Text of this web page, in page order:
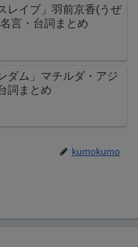
レイブ」羽前京香(うぜ
言・台詞まとめ
ダム」マチルダ・アジ
詞まとめ
kumokumo